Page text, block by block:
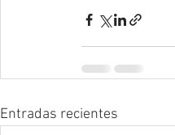
Entradas recientes